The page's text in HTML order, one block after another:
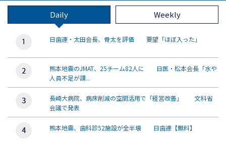
Daily Weekly
日歯連・太田会長、骨太を評価 要望「ほぼ入った」
熊本地震のJMAT、25チーム82人に 日医・松本会長「水や
人員不足が課...
長崎大病院、病床削減の空間活用で「経営改善」 文科省
会議で発表
熊本地震、歯科診52施設が全半壊 日歯連【無料】